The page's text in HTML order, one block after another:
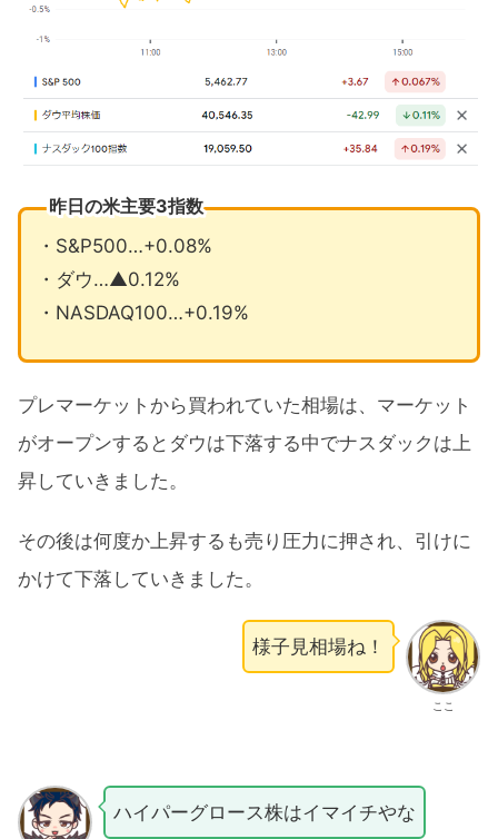
8月の注目イベントについて
まとめ
昨日の米主要3指数
・S&P500…+0.08%
・ダウ…▲0.12%
・NASDAQ100…+0.19%
プレマーケットから買われていた相場は、マーケット
がオープンするとダウは下落する中でナスダックは上
昇していきました。
その後は何度か上昇するも売り圧力に押され、引けに
かけて下落していきました。
ここ
様子見相場ね！
ハイパーグロース株はイマイチやな